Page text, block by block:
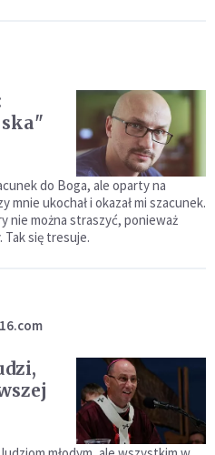
do Boga, ale oparty na
ukochał i okazał mi szacunek.
nie można straszyć, ponieważ
się tresuje.